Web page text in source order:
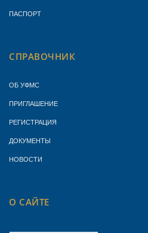
ПАСПОРТ
СПРАВОЧНИК
ОБ УФМС
ПРИГЛАШЕНИЕ
РЕГИСТРАЦИЯ
ДОКУМЕНТЫ
НОВОСТИ
О САЙТЕ